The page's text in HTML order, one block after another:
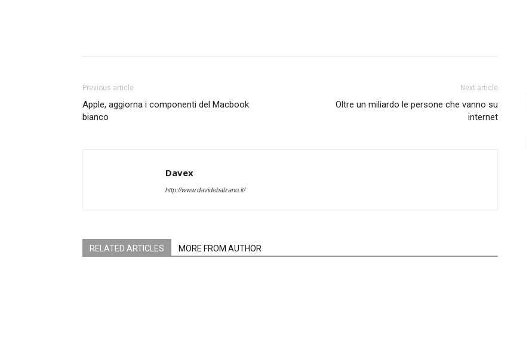
Previous article
Apple, aggiorna i componenti del Macbook
bianco
Next article
Oltre un miliardo le persone che vanno su
internet
Davex
http://www.davidebalzano.it/
RELATED ARTICLES MORE FROM AUTHOR